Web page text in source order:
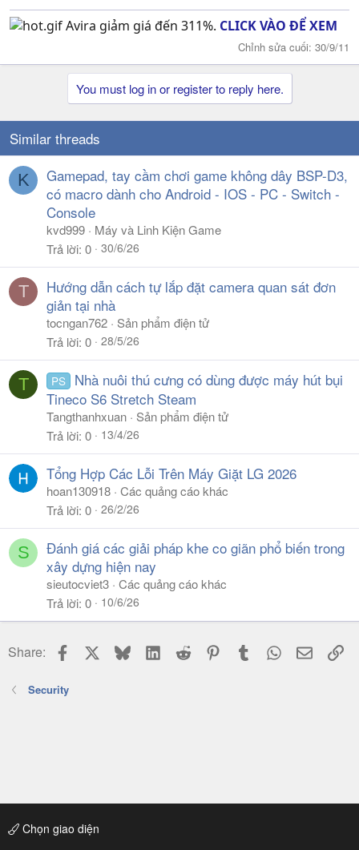
Avira giảm giá đến 311%. CLICK VÀO ĐỂ XEM
Chỉnh sửa cuối: 30/9/11
You must log in or register to reply here.
Similar threads
K
Gamepad, tay cầm chơi game không dây BSP-D3,
có macro dành cho Android - IOS - PC - Switch -
Console
kvd999
Máy và Linh Kiện Game
Trả lời 0 30/6/26
T
Hướng dẫn cách tự lắp đặt camera quan sát đơn
giản tại nhà
tocngan762
Sản phẩm điện tử
Trả lời 0 28/5/26
T PS
Nhà nuôi thú cưng có dùng được máy hút bụi
Tineco S6 Stretch Steam
Tangthanhxuan
Sản phẩm điện tử
Trả lời 0 13/4/26
Tổng Hợp Các Lỗi Trên Máy Giặt LG 2026
hoan130918 Các quảng cáo khác
Trả lời 0 26/2/26
S
Đánh giá các giải pháp khe co giãn phổ biến trong
xây dựng hiện nay
sieutocviet3 Các quảng cáo khác
Trả lời 0 10/6/26
Share: Facebook BlueskyLinkedIn
Reddit PinterestTumblr WhatsApp
Email
Security
Chọn giao diện